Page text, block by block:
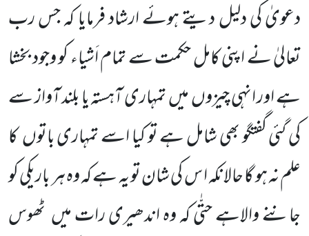
دعویٰ کی دلیل دیتے ہوئے ارشاد فرمایا کہ جس رب
تعالیٰ نے اپنی کامل حکمت سے تمام اَشیاء کو وجود بخشا
ہے اور انہی چیزوںمیںتمہاری آہستہ یا بلند آواز سے
کی گئی گفتگو بھی شامل ہے تو کیا اسے تمہاری باتوںکا
علم نہ ہو گا حالانکہ ا س کی شان تو یہ ہے کہ وہ ہر باریکی کو
جاننے والاہے حتّٰی کہ وہ اندھیری رات میں ٹھوس